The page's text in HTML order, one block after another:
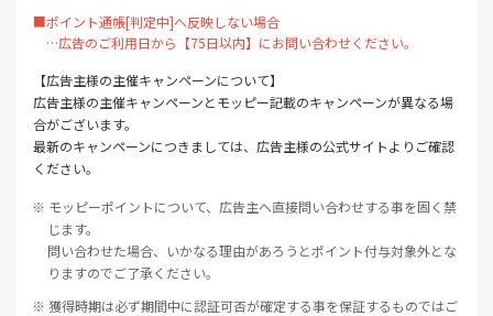
■ポイント通帳[判定中]へ反映しない場合
…広告のご利用日から【75日以内】にお問い合わせください。
【広告主様の主催キャンペーンについて】
広告主様の主催キャンペーンとモッピー記載のキャンペーンが異なる場
合がございます。
最新のキャンペーンにつきましては、広告主様の公式サイトよりご確認
ください。
※ モッピーポイントについて、広告主へ直接問い合わせする事を固く禁
じます。
問い合わせた場合、いかなる理由があろうとポイント付与対象外とな
りますのでご了承ください。
※ 獲得時期は必ず期間中に認証可否が確定する事を保証するものではご